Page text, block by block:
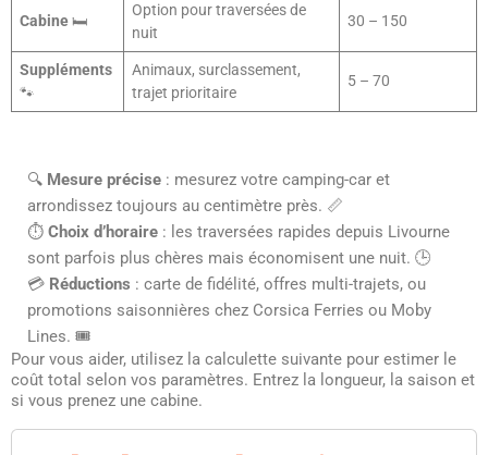
Cabine🛏️
Option pour traversées de
nuit
30 – 150
Suppléments
🐾
Animaux, surclassement,
trajet prioritaire
5 – 70
🔍 Mesure précise : mesurez votre camping-car et
arrondissez toujours au centimètre près. 📏
⏱️ Choix d’horaire : les traversées rapides depuis Livourne
sont parfois plus chères mais économisent une nuit. 🕒
💳 Réductions : carte de fidélité, offres multi-trajets, ou
promotions saisonnières chez Corsica Ferries ou Moby
Lines. 🎟️
Pour vous aider, utilisez la calculette suivante pour estimer le
coût total selon vos paramètres. Entrez la longueur, la saison et
si vous prenez une cabine.